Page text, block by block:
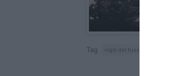
Tag vigili del fuoco